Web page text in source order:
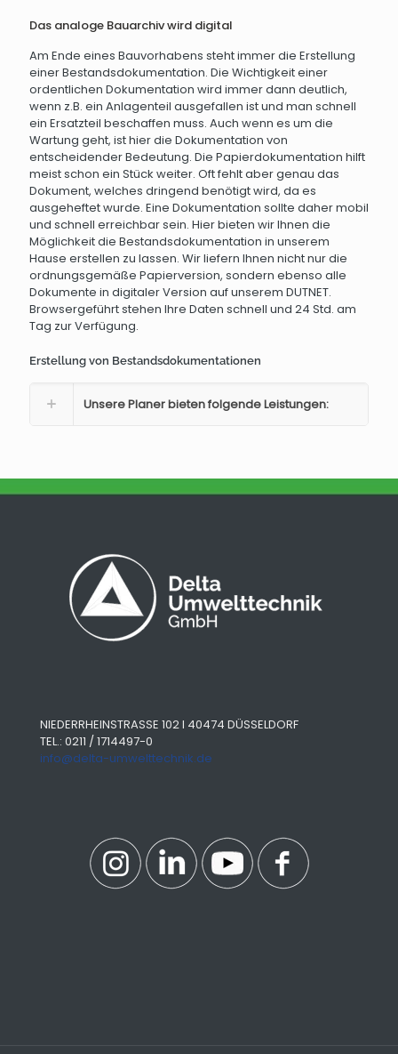
Das analoge Bauarchiv wird digital
Am Ende eines Bauvorhabens steht immer die Erstellung
einer Bestandsdokumentation. Die Wichtigkeit einer
ordentlichen Dokumentation wird immer dann deutlich,
wenn z.B. ein Anlagenteil ausgefallen ist und man schnell
ein Ersatzteil beschaffen muss. Auch wenn es um die
Wartung geht, ist hier die Dokumentation von
entscheidender Bedeutung. Die Papierdokumentation hilft
meist schon ein Stück weiter. Oft fehlt aber genau das
Dokument, welches dringend benötigt wird, da es
ausgeheftet wurde. Eine Dokumentation sollte daher mobil
und schnell erreichbar sein. Hier bieten wir Ihnen die
Möglichkeit die Bestandsdokumentation in unserem
Hause erstellen zu lassen. Wir liefern Ihnen nicht nur die
ordnungsgemäße Papierversion, sondern ebenso alle
Dokumente in digitaler Version auf unserem DUTNET.
Browsergeführt stehen Ihre Daten schnell und 24 Std. am
Tag zur Verfügung.
Erstellung von Bestandsdokumentationen
Unsere Planer bieten folgende Leistungen:
NIEDERRHEINSTRASSE 102 I 40474 DÜSSELDORF
TEL.: 0211 / 1714497-0
info@delta-umwelttechnik.de